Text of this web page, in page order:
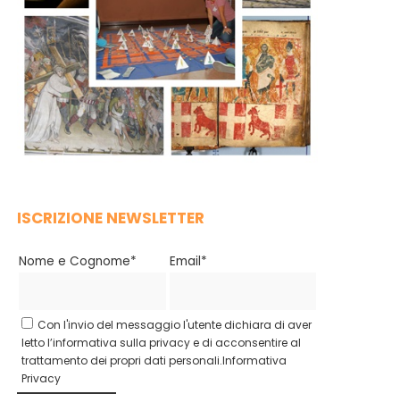
ISCRIZIONE NEWSLETTER
Nome e Cognome* Email*
Con l'invio del messaggio l'utente dichiara di aver
letto l’informativa sulla privacy e di acconsentire al
trattamento dei propri dati personali.Informativa
Privacy